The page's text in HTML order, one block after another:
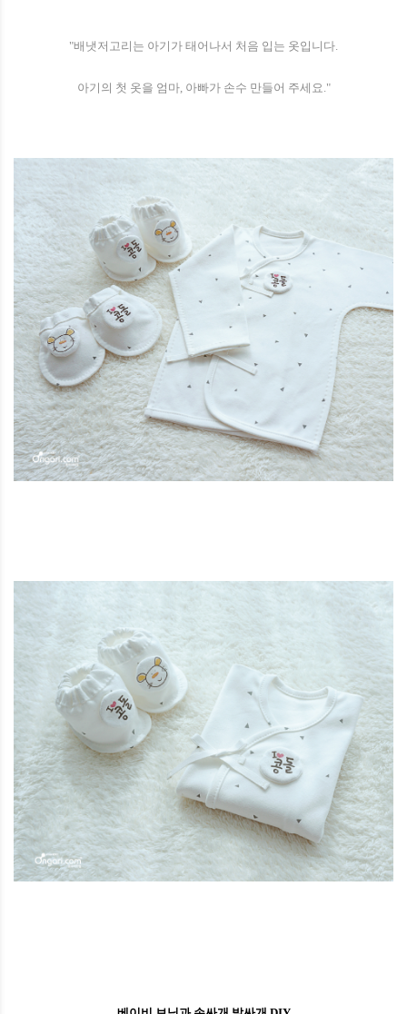
"배냇저고리는 아기가 태어나서 처음 입는 옷입니다.
아기의 첫 옷을 엄마, 아빠가 손수 만들어 주세요."